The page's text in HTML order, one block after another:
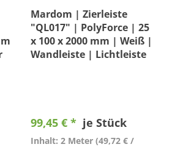
Mardom | Zierleiste
"QL017" | PolyForce | 25
x 100 x 2000 mm | Weiß |
Wandleiste | Lichtleiste
99,45 € * je Stück
Inhalt: 2 Meter (49,72 € /